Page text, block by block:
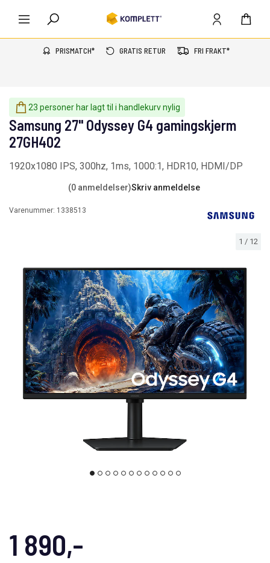
PRISMATCH* GRATIS RETUR FRI FRAKT*
23 personer har lagt til i handlekurv nylig
1 / 12
Samsung 27" Odyssey G4 gamingskjerm
27GH402
1920x1080 IPS, 300hz, 1ms, 1000:1, HDR10, HDMI/DP
(0 anmeldelser)Skriv anmeldelse
Varenummer: 1338513
1 890,-